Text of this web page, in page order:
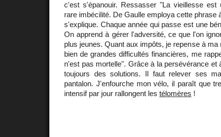
c'est s'épanouir. Ressasser "La vieillesse est
rare imbécilité. De Gaulle employa cette phrase
s'explique. Chaque année qui passe est une
On apprend à gérer l'adversité, ce que l'on
plus jeunes. Quant aux impôts, je repense à
bien de grandes difficultés financières, me
n'est pas mortelle". Grâce à la persévérance et
toujours des solutions. Il faut relever ses
pantalon. J'enfourche mon vélo, il paraît que
intensif par jour rallongent les télomères !